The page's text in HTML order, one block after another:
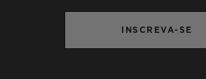
INSCREVA-SE